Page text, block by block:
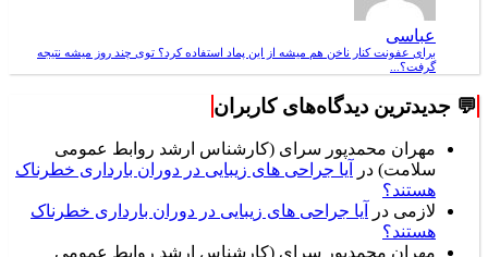
عباسی
برای عفونت کنار ناخن هم میشه از این پماد استفاده کرد؟ توی چند روز میشه نتیجه
گرفت؟...
💬 جدیدترین دیدگاه‌های کاربران
مهران محمدپور سرای (کارشناس ارشد روابط عمومی
سلامت) در
آیا جراحی های زیبایی در دوران بارداری خطرناک
هستند؟
لازمی در
آیا جراحی های زیبایی در دوران بارداری خطرناک
هستند؟
مهران محمدپور سرای (کارشناس ارشد روابط عمومی